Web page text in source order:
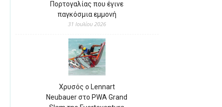
Πορτογαλίας που έγινε
παγκόσμια εμμονή
31 Ιουλίου 2026
Χρυσός ο Lennart
Neubauer στο PWA Grand